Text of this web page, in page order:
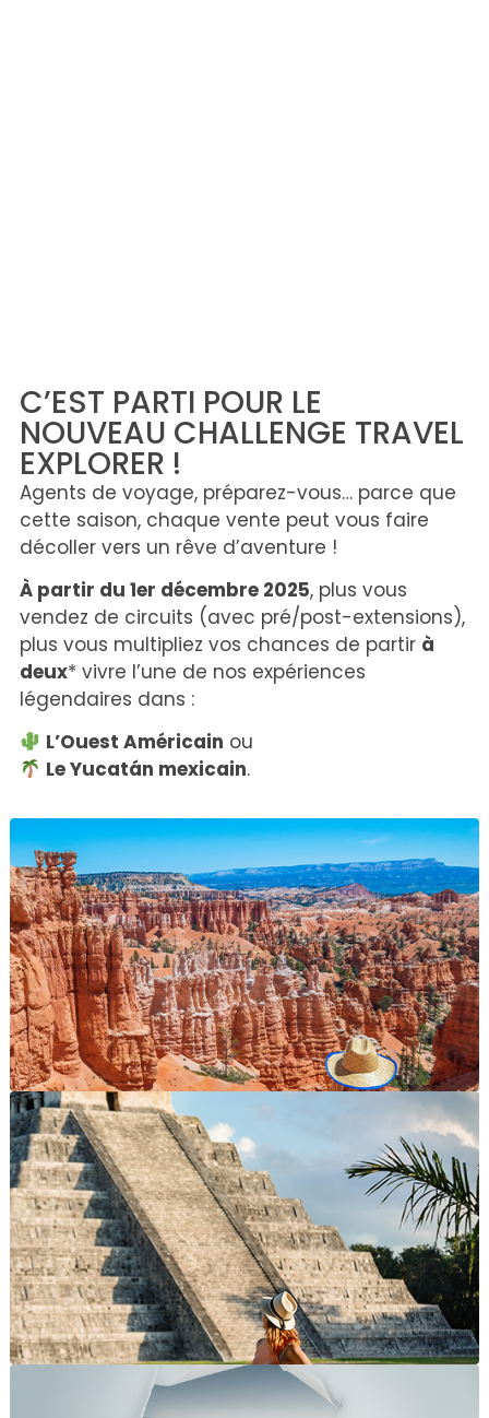
C’EST PARTI POUR LE
NOUVEAU CHALLENGE TRAVEL
EXPLORER !
Agents de voyage, préparez-vous… parce que
cette saison, chaque vente peut vous faire
décoller vers un rêve d’aventure !
À partir du 1er décembre 2025, plus vous
vendez de circuits (avec pré/post-extensions),
plus vous multipliez vos chances de partir à
deux* vivre l’une de nos expériences
légendaires dans :
L’Ouest Américain ou
Le Yucatán mexicain.